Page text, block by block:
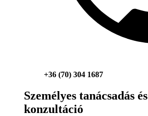
+36 (70) 304 1687
Személyes tanácsadás és
konzultáció